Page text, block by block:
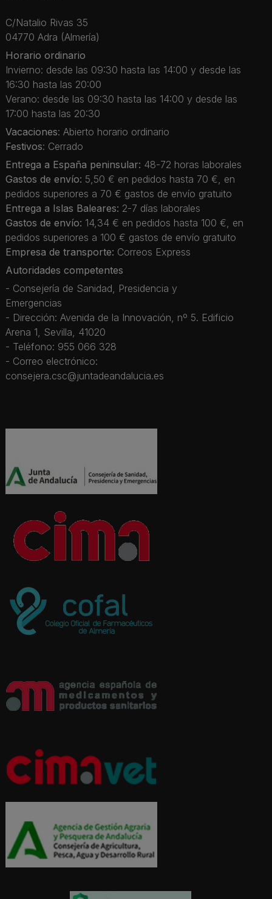
C/Natalio Rivas 35
04770 Adra (Almería)
Horario ordinario
Invierno: desde las 09:30 hasta las 14:00 y desde las
16:30 hasta las 20:00
Verano: desde las 09:30 hasta las 14:00 y desde las
17:00 hasta las 20:30
Vacaciones: Abierto horario ordinario
Festivos: Cerrado
Entrega a España peninsular: 48-72 horas laborales
Gastos de envío: 5,50 € en pedidos hasta 70 €, en
pedidos superiores a 70 € gastos de envío gratuito
Entrega a Islas Baleares: 2-7 días laborales
Gastos de envío: 14,34 € en pedidos hasta 100 €, en
pedidos superiores a 100 € gastos de envío gratuito
Empresa de transporte: Correos Express
Autoridades competentes
- Consejería de Sanidad, Presidencia y
Emergencias
- Dirección: Avenida de la Innovación, nº 5. Edificio
Arena 1, Sevilla, 41020
- Teléfono: 955 066 328
- Correo electrónico:
consejera.csc@juntadeandalucia.es